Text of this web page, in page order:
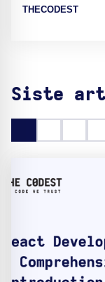
THECODEST
Siste